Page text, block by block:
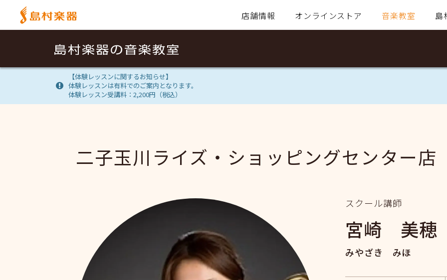
店舗情報 オンラインストア 音楽教室 島
【体験レッスンに関するお知らせ】
体験レッスンは有料でのご案内となります。
体験レッスン受講料：2,200円（税込）
二子玉川ライズ・ショッピングセンター店
スクール講師
宮崎 美穂
みやざき みほ